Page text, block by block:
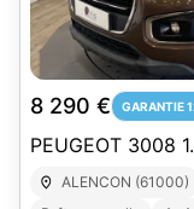
8 290 € GARANTIE
PEUGEOT 3008
ALENCON (61000)